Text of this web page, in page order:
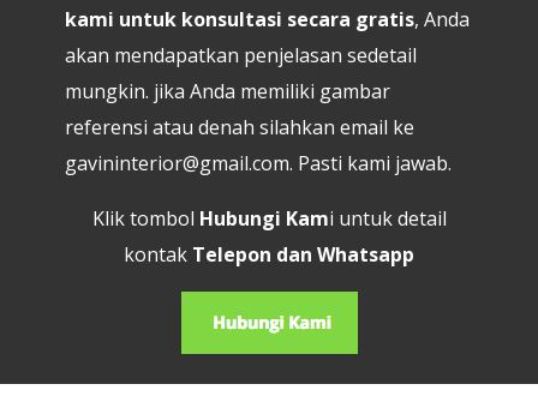
kami untuk konsultasi secara gratis, Anda
akan mendapatkan penjelasan sedetail
mungkin. jika Anda memiliki gambar
referensi atau denah silahkan email ke
gavininterior@gmail.com. Pasti kami jawab.
Klik tombol Hubungi Kami untuk detail
kontak Telepon dan Whatsapp